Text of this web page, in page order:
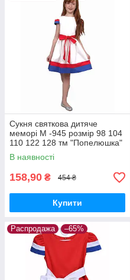
Сукня святкова дитяче
меморі М -945 розмір 98 104
110 122 128 тм "Попелюшка"
В наявності
158,90 ₴ 454 ₴
Купити
Распродажа –65%